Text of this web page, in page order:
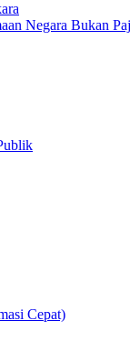
Negara Bukan
Cepat)